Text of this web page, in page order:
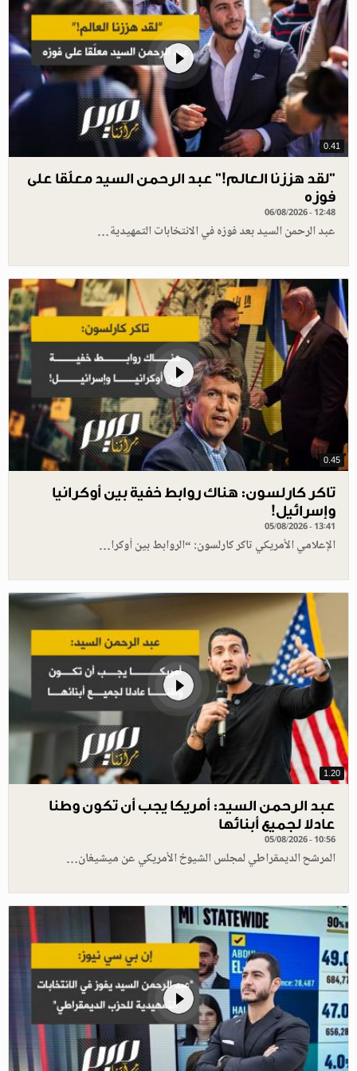
0.41
”لقد هززنا العالم!” عبد الرحمن السيد معلّقا على
فوزه
06/08/2026 - 12:48
عبد الرحمن السيد بعد فوزه في الانتخابات التمهيدية…
0.45
تاكر كارلسون: هناك روابط خفية بين أوكرانيا
وإسرائيل!
05/08/2026 - 13:41
الإعلامي الأمريكي تاكر كارلسون: “الروابط بين أوكرا…
1.20
عبد الرحمن السيد: أمريكا يجب أن تكون وطنا
عادلا لجميع أبنائها
05/08/2026 - 10:56
المرشح الديمقراطي لمجلس الشيوخ الأمريكي عن ميشيغان…